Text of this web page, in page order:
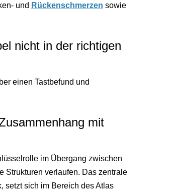
und Rückenschmerzen sowie
nicht in der richtigen
einen Tastbefund und
mit
im Übergang zwischen
Strukturen verlaufen. Das zentrale
setzt sich im Bereich des Atlas